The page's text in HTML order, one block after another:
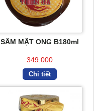
SÂM MẬT ONG B180ml
349.000
Chi tiết